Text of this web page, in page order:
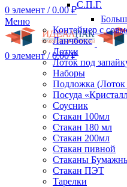
0 элемент / 0.00₽
Меню
0 элемент / 0.00₽
С.П.Г.
Контейнер с
Ланчбокс
Лотки
Лоток под
Наборы
Подложка
Посуда
Соусник
Стакан 100мл
Стакан 180 мл
Стакан 200мл
Стакан пивной
Стаканы
Стакан ПЭТ
Тарелки